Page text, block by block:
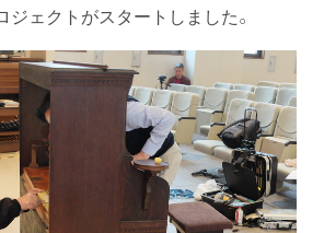
ジェクトがスタートしました。